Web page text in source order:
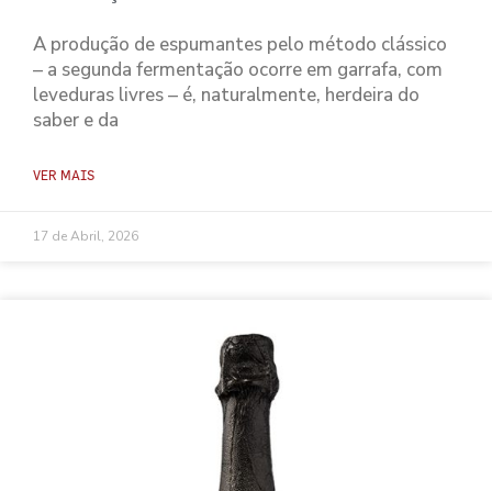
A produção de espumantes pelo método clássico
– a segunda fermentação ocorre em garrafa, com
leveduras livres – é, naturalmente, herdeira do
saber e da
VER MAIS
17 de Abril, 2026